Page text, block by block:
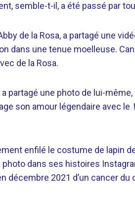
semble-t-il, a été passé par
de la Rosa, a partagé une
dans une tenue moelleuse.
de la Rosa.
a partagé une photo de lui-
son amour légendaire avec le
enfilé le costume de lapin
dans ses histoires
décembre 2021 d’un cancer du